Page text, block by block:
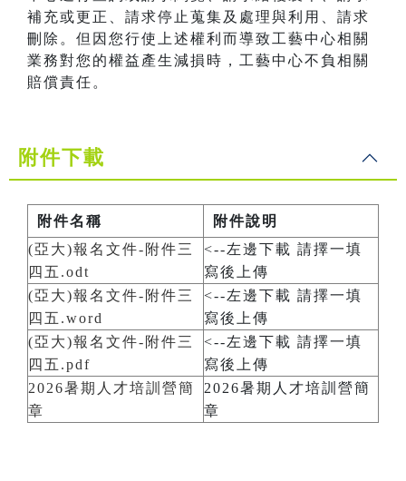
補充或更正、請求停止蒐集及處理與利用、請求
刪除。但因您行使上述權利而導致工藝中心相關
業務對您的權益產生減損時，工藝中心不負相關
賠償責任。
附件下載
附件名稱
附件說明
(亞大)報名文件-附件三
四五.odt
<--左邊下載 請擇一填
寫後上傳
(亞大)報名文件-附件三
四五.word
<--左邊下載 請擇一填
寫後上傳
(亞大)報名文件-附件三
四五.pdf
<--左邊下載 請擇一填
寫後上傳
2026暑期人才培訓營簡
章
2026暑期人才培訓營簡
章